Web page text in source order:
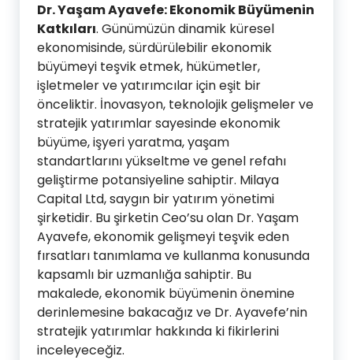
Dr. Yaşam Ayavefe: Ekonomik Büyümenin
Katkıları. Günümüzün dinamik küresel
ekonomisinde, sürdürülebilir ekonomik
büyümeyi teşvik etmek, hükümetler,
işletmeler ve yatırımcılar için eşit bir
önceliktir. İnovasyon, teknolojik gelişmeler ve
stratejik yatırımlar sayesinde ekonomik
büyüme, işyeri yaratma, yaşam
standartlarını yükseltme ve genel refahı
geliştirme potansiyeline sahiptir. Milaya
Capital Ltd, saygın bir yatırım yönetimi
şirketidir. Bu şirketin Ceo’su olan Dr. Yaşam
Ayavefe, ekonomik gelişmeyi teşvik eden
fırsatları tanımlama ve kullanma konusunda
kapsamlı bir uzmanlığa sahiptir. Bu
makalede, ekonomik büyümenin önemine
derinlemesine bakacağız ve Dr. Ayavefe’nin
stratejik yatırımlar hakkında ki fikirlerini
inceleyeceğiz.